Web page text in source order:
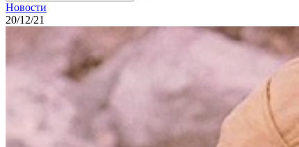
Новости
20/12/21